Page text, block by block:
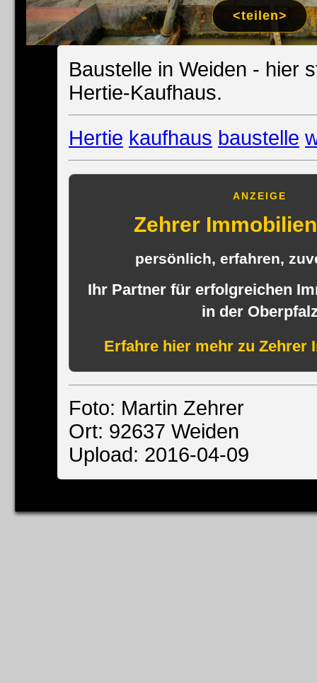
<teilen>
Baustelle in Weiden - hier
Hertie-Kaufhaus.
Hertie kaufhaus baustelle
ANZEIGE
Zehrer
persönlich, erfahren,
Ihr Partner für erfolgreichen
in der
Erfahre hier mehr zu Zehrer
Foto: Martin Zehrer
Ort: 92637 Weiden
Upload: 2016-04-09